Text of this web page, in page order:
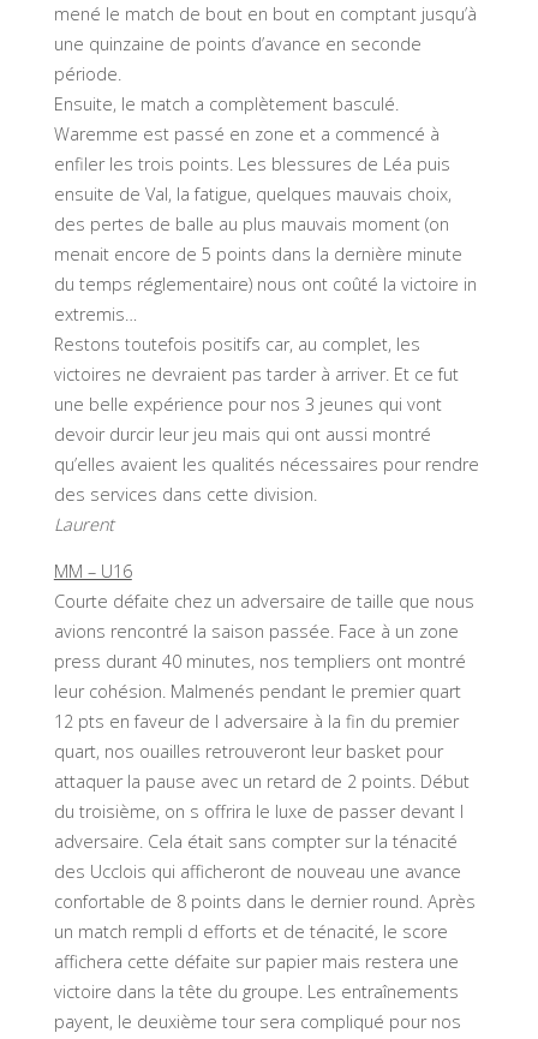
mené le match de bout en bout en comptant jusqu’à
une quinzaine de points d’avance en seconde
période.
Ensuite, le match a complètement basculé.
Waremme est passé en zone et a commencé à
enfiler les trois points. Les blessures de Léa puis
ensuite de Val, la fatigue, quelques mauvais choix,
des pertes de balle au plus mauvais moment (on
menait encore de 5 points dans la dernière minute
du temps réglementaire) nous ont coûté la victoire in
extremis…
Restons toutefois positifs car, au complet, les
victoires ne devraient pas tarder à arriver. Et ce fut
une belle expérience pour nos 3 jeunes qui vont
devoir durcir leur jeu mais qui ont aussi montré
qu’elles avaient les qualités nécessaires pour rendre
des services dans cette division.
Laurent
MM – U16
Courte défaite chez un adversaire de taille que nous
avions rencontré la saison passée. Face à un zone
press durant 40 minutes, nos templiers ont montré
leur cohésion. Malmenés pendant le premier quart
12 pts en faveur de l adversaire à la fin du premier
quart, nos ouailles retrouveront leur basket pour
attaquer la pause avec un retard de 2 points. Début
du troisième, on s offrira le luxe de passer devant l
adversaire. Cela était sans compter sur la ténacité
des Ucclois qui afficheront de nouveau une avance
confortable de 8 points dans le dernier round. Après
un match rempli d efforts et de ténacité, le score
affichera cette défaite sur papier mais restera une
victoire dans la tête du groupe. Les entraînements
payent, le deuxième tour sera compliqué pour nos